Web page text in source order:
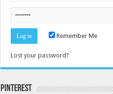
Remember Me
Lost your password?
Pinterest